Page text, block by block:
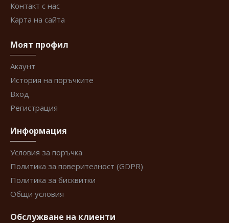
Контакт с нас
Карта на сайта
Моят профил
Акаунт
История на поръчките
Вход
Регистрация
Информация
Условия за поръчка
Политика за поверителност (GDPR)
Политика за бисквитки
Общи условия
Обслужване на клиенти